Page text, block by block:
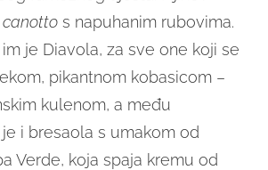
canotto s napuhanim rubovima.
je Diavola, za sve one koji se
pikantnom kobasicom –
kulenom, a među
i bresaola s umakom od
Verde, koja spaja kremu od